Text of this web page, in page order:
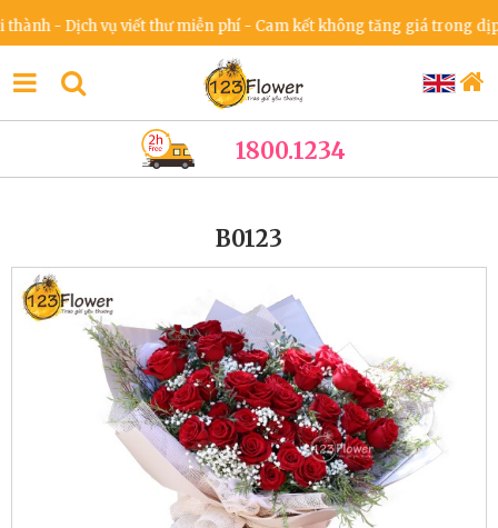
Dịch vụ viết thư miễn phí - Cam kết không tăng giá trong dịp lễ &
1800.1234
B0123